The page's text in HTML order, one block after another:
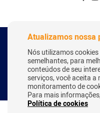
Copyright Webitcoin
Atualizamos nossa
Nós utilizamos
semelhantes, para
conteúdos de seu
serviços, você aceita a
monitoramento de
Para mais
Política de cookies